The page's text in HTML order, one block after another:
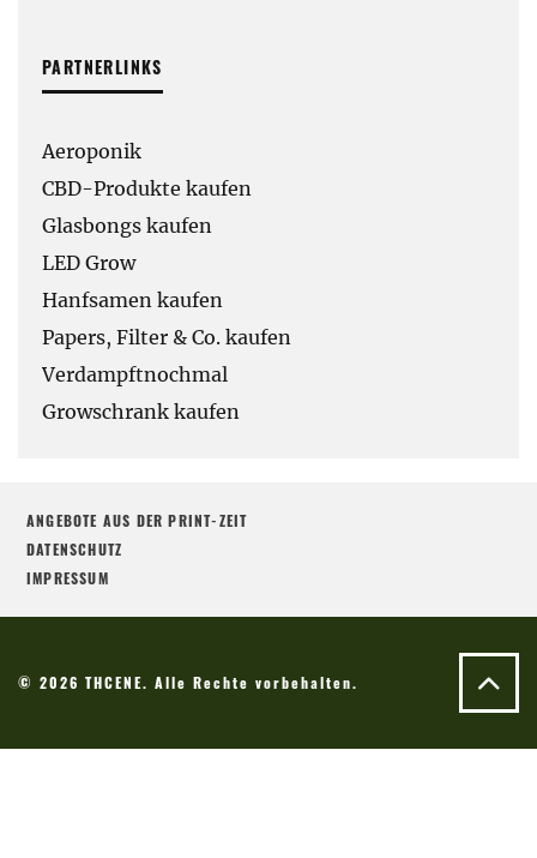
PARTNERLINKS
Aeroponik
CBD-Produkte kaufen
Glasbongs kaufen
LED Grow
Hanfsamen kaufen
Papers, Filter & Co. kaufen
Verdampftnochmal
Growschrank kaufen
ANGEBOTE AUS DER PRINT-ZEIT
DATENSCHUTZ
IMPRESSUM
© 2026 THCENE. Alle Rechte vorbehalten.